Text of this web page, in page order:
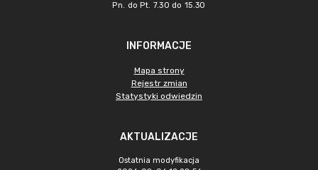
Pn. do Pt. 7.30 do 15.30
INFORMACJE
Mapa strony
Rejestr zmian
Statystyki odwiedzin
AKTUALIZACJE
Ostatnia modyfikacja